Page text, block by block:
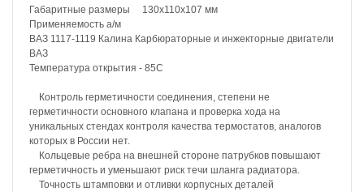
Габаритные размеры 130х110х107 мм
Применяемость а/м
ВАЗ 1117-1119 Калина Карбюраторные и инжекторные двигатели
ВАЗ
Температура открытия - 85С
Контроль герметичности соединения, степени не
герметичности основного клапана и проверка хода на
уникальных стендах контроля качества термостатов, аналогов
которых в России нет.
Кольцевые ребра на внешней стороне патрубков повышают
герметичность и уменьшают риск течи шланга радиатора.
Точность штамповки и отливки корпусных деталей